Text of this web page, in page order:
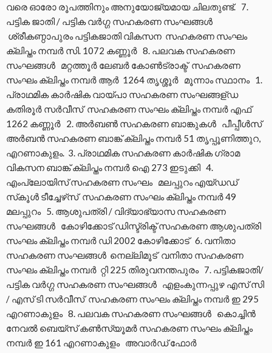
വരെ ഓരോ രൂപത്തിനും അനുയോജ്യമായ ചിലതുണ്ട്. 7.
പട്ടിക ജാതി / പട്ടിക വര്‍ഗ്ഗ സഹകരണ സംഘങ്ങള്‍
ശ്രീകണ്ഠാപുരം പട്ടികജാതി വികസന സഹകരണ സംഘം
ക്ലിപ്തം നമ്പര്‍ സി. 1072 കണ്ണൂര്‍ 8. പലവക സഹകരണ
സംഘങ്ങള്‍ മറ്റത്തൂര്‍ ലേബര്‍ കോണ്‍ട്രാക്ട് സഹകരണ
സംഘം ക്ലിപ്തം നമ്പര്‍ ആര്‍ 1264 തൃശ്ശൂര്‍ മൂന്നാം സ്ഥാനം 1.
പ്രാഥമിക കാര്‍ഷിക വായ്പാ സഹകരണ സംഘങ്ങള്ഡ
കതിരൂര്‍ സര്‍വീസ് സഹകരണ സംഘം ക്ലിപ്തം നമ്പര്‍ എഫ്
1262 കണ്ണൂര്‍ 2. അര്‍ബണ്‍ സഹകരണ ബാങ്കുകള്‍ പീപ്പീള്‍സ്
അര്‍ബന്‍ സഹകരണ ബാങ്ക് ക്ലിപ്തം നമ്പര്‍ 51 തൃപ്പൂണിത്തുറ,
എറണാകുളം. 3. പ്രാഥമിക സഹകരണ കാര്‍ഷിക ഗ്രാമ
വികസന ബാങ്ക് ക്ലിപ്തം നമ്പര്‍ ഐ 273 ഇടുക്കി 4.
എംപ്ലോയിസ് സഹകരണ സംഘം മലപ്പുറം എയ്ഡഡ്
സ്‌കൂള്‍ ടീച്ചേഴ്‌സ് സഹകരണ സംഘം ക്ലിപ്തം നമ്പര്‍ 49
മലപ്പുറം 5. ആശുപത്രി / വിദ്യാഭ്യാസ സഹകരണ
സംഘങ്ങള്‍ കോഴിക്കോട് ഡിസ്ട്രിക്ട് സഹകരണ ആശുപത്രി
സംഘം ക്ലിപ്തം നമ്പര്‍ ഡി 2002 കോഴിക്കോട് 6. വനിതാ
സഹകരണ സംഘങ്ങള്‍ നെല്ലിമൂട് വനിതാ സഹകരണ
സംഘം ക്ലിപ്തം നമ്പര്‍ റ്റി 225 തിരുവനന്തപുരം 7. പട്ടികജാതി/
പട്ടിക വര്‍ഗ്ഗ സഹകരണ സംഘങ്ങള്‍ എളംകുന്നപ്പുഴ എസ് സി
/ എസ് ടി സര്‍വീസ് സഹകരണ സംഘം ക്ലിപ്തം നമ്പര്‍ ഇ 295
എറണാകുളം 8. പലവക സഹകരണ സംഘങ്ങള്‍ കൊച്ചിന്‍
നേവല്‍ ബെയ്‌സ് കണ്‍സ്യൂമര്‍ സഹകരണ സംഘം ക്ലിപ്തം
നമ്പര്‍ ഇ 161 എറണാകുളം അവാര്‍ഡ് ഫോര്‍